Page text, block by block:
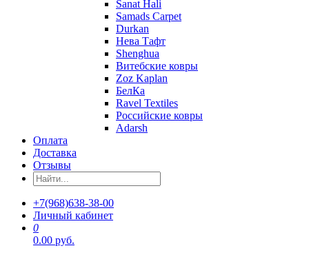
Sanat Hali
Samads Carpet
Durkan
Нева Тафт
Shenghua
Витебские ковры
Zoz Kaplan
БелКа
Ravel Textiles
Российские ковры
Adarsh
Оплата
Доставка
Отзывы
+7(968)638-38-00
Личный кабинет
0
0.00 руб.